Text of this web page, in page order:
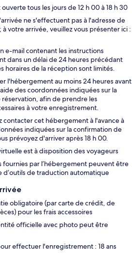
tous les jours de 12 h 00 à 18 h 30
ne s'effectuent pas à l'adresse de
votre arrivée, veuillez vous présenter ici :
e-mail contenant les instructions
dans un délai de 24 heures précédant
horaires de la réception sont limités.
l'hébergement au moins 24 heures avant
des coordonnées indiquées sur la
afin de prendre les
à votre enregistrement.
contacter cet hébergement à l'avance à
indiquées sur la confirmation de
prévoyez d'arriver après 18 h 00.
est à disposition des voyageurs
fournies par l’hébergement peuvent être
d’outils de traduction automatique
obligatoire (par carte de crédit, de
pour les frais accessoires
officielle avec photo peut être
effectuer l'enregistrement : 18 ans